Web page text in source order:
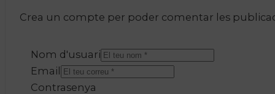
Crea un compte per poder comentar les
Nom d'usuari
Email
Contrasenya